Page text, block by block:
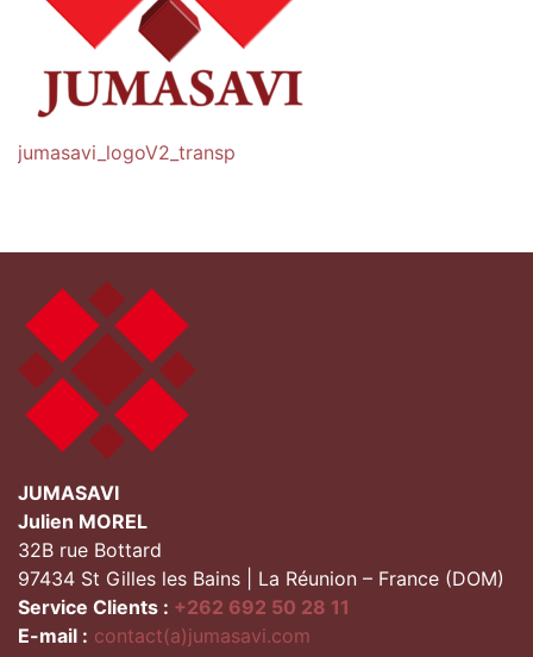
Navigation
l’article
jumasavi_logoV2_transp
JUMASAVI
Julien MOREL
32B rue Bottard
97434 St Gilles les Bains | La Réunion – France (DOM)
Service Clients : +262 692 50 28 11
E-mail : contact(a)jumasavi.com